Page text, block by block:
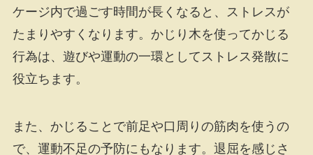
ケージ内で過ごす時間が長くなると、ストレスが
たまりやすくなります。かじり木を使ってかじる
行為は、遊びや運動の一環としてストレス発散に
役立ちます。
また、かじることで前足や口周りの筋肉を使うの
で、運動不足の予防にもなります。退屈を感じさ